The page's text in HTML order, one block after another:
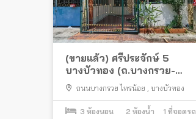
(ขายแล้ว) ศรีประจักษ์ 5
บางบัวทอง (ถ.บางกรวย-
ไทรน้อย) ต่อเติมครบพร้อมอยู่
ถนนบางกรวย ไทรน้อย บางบัวทอง
3 ห้องนอน 2 ห้องน้ำ 1 ที่จอดรถ